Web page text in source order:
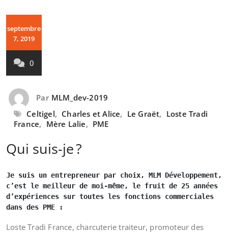
septembre
7, 2019
0
Par MLM_dev-2019
Celtigel, Charles et Alice, Le Graët, Loste Tradi
France, Mère Lalie, PME
Qui suis-je ?
Je suis un entrepreneur par choix, MLM Développement,
c’est le meilleur de moi-même, le fruit de 25 années
d’expériences sur toutes les fonctions commerciales
dans des PME :
Loste Tradi France, charcuterie traiteur, promoteur des